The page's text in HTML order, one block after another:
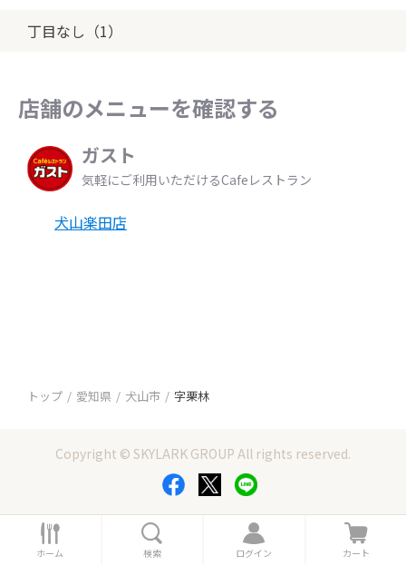
丁目なし（1）
店舗のメニューを確認する
ガスト
気軽にご利用いただけるCafeレストラン
犬山楽田店
トップ 愛知県 犬山市 字栗林
Copyright © SKYLARK GROUP All rights reserved.
ホ
ー
ホーム 索
検索
ロ
グ
ログイン
カ
ー
カート